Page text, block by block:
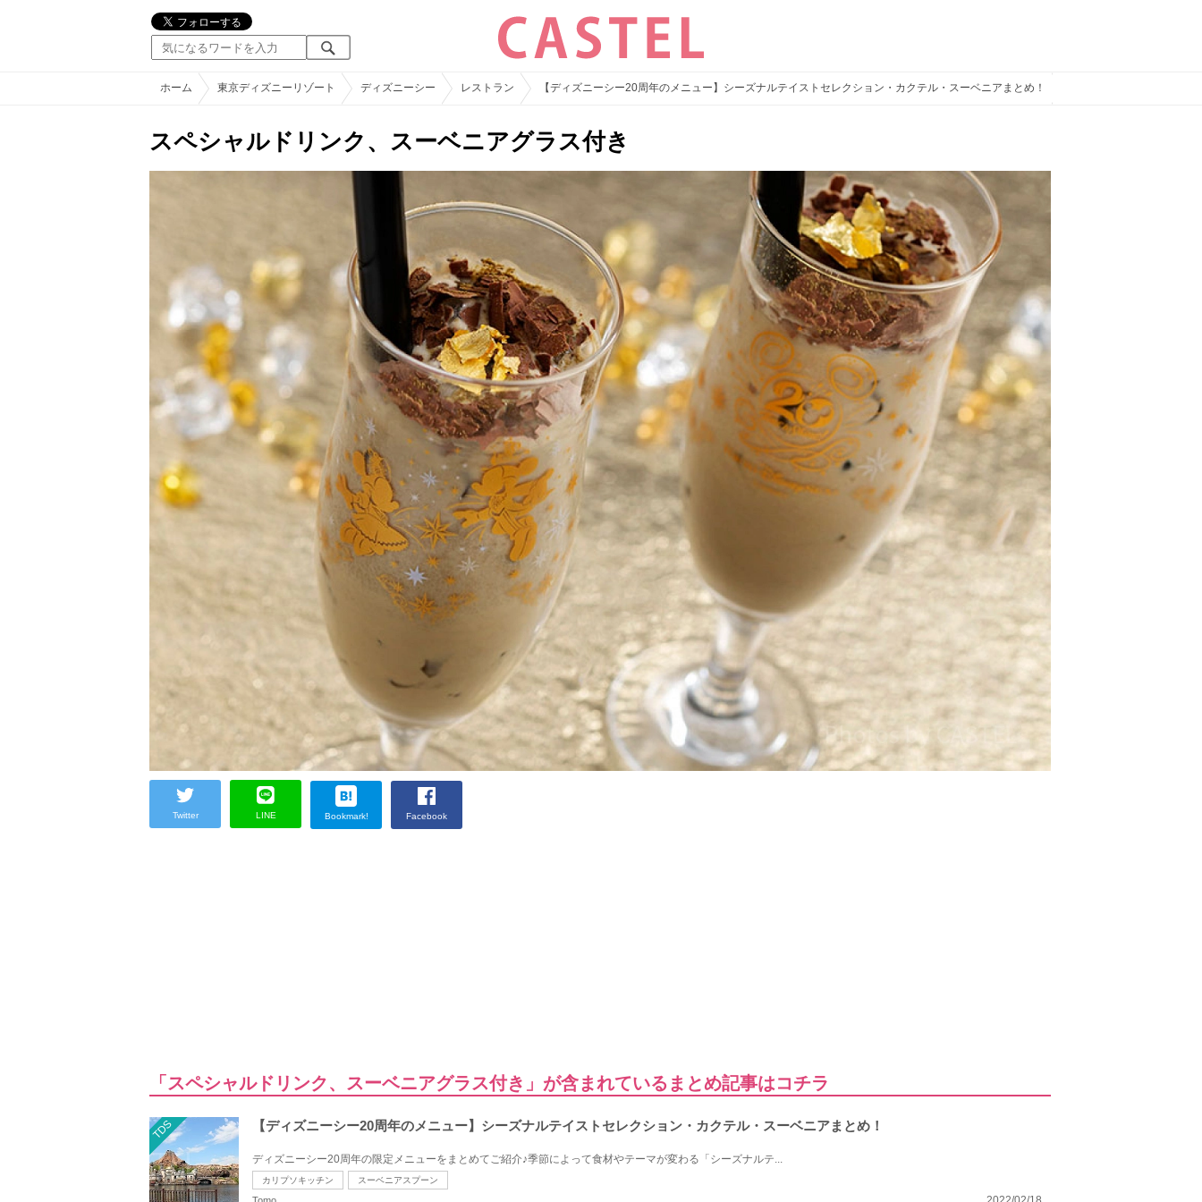
ホーム 東京ディズニーリゾート ディズニーシー レストラン 【ディズニーシー20周年のメニュー】シーズナルテイストセレクション・カクテル・スーベニアまとめ！
スペシャルドリンク、スーベニアグラス付き
Twitter LINE Bookmark! Facebook
「スペシャルドリンク、スーベニアグラス付き」が含まれているまとめ記事はコチラ
TDS 【ディズニーシー20周年のメニュー】シーズナルテイストセレクション・カクテル・スーベニアまとめ！
ディズニーシー20周年の限定メニューをまとめてご紹介♪季節によって食材やテーマが変わる「シーズナルテ...
カリプソキッチン スーベニアスプーン